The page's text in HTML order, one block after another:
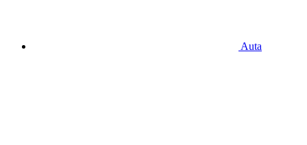
Auta